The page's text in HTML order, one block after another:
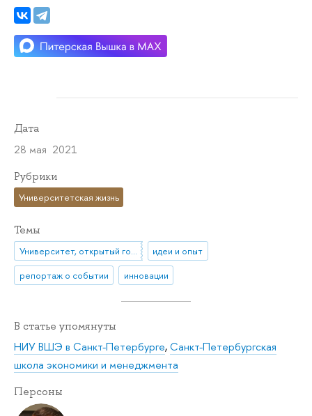
Дата
28 мая 2021
Рубрики
Университетская жизнь
Темы
Университет, открытый городу
идеи и опыт
репортаж о событии
инновации
В статье упомянуты
НИУ ВШЭ в Санкт-Петербурге,Санкт-Петербургская
школа экономики и менеджмента
Персоны